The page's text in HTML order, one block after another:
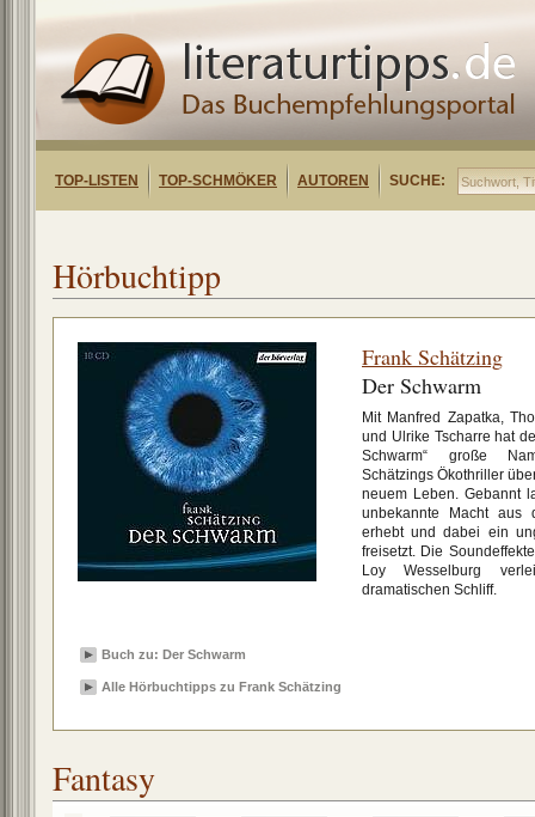
TOP-LISTEN TOP-SCHMÖKER AUTOREN SUCHE:
Hörbuchtipp
Frank Schätzing
Der Schwarm
Mit Manfred Zapatka,
und Ulrike Tscharre hat
Schwarm“ große
Schätzings Ökothriller
neuem Leben. Gebannt
unbekannte Macht aus
erhebt und dabei ein
freisetzt. Die
Loy Wesselburg
dramatischen Schliff.
Buch zu: Der Schwarm
Alle Hörbuchtipps zu Frank Schätzing
Fantasy